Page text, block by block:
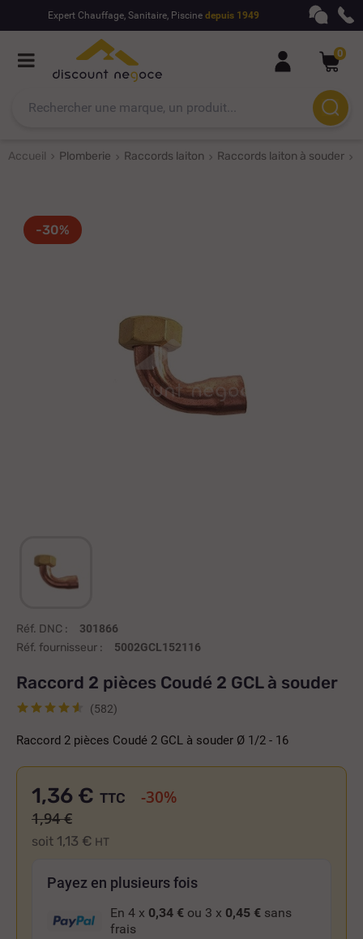
Expert Chauffage, Sanitaire, Piscine depuis 1949
0
Accueil Plomberie Raccords laiton Raccords laiton à souder
-30%
Réf. DNC : 301866
Réf. fournisseur : 5002GCL152116
Raccord 2 pièces Coudé 2 GCL à souder
(582)
Raccord 2 pièces Coudé 2 GCL à souder Ø 1/2 - 16
1,36 €
soit 1,13 € HT
TTC -30%
1,94 €
Payez en plusieurs fois
En 4 x 0,34 € ou 3 x 0,45 € sans
frais